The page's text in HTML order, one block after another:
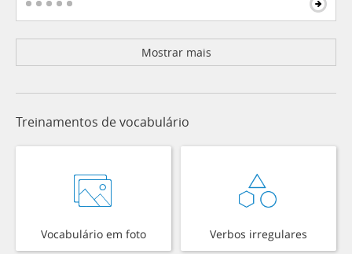
Mostrar mais
Treinamentos de vocabulário
Vocabulário em foto Verbos irregulares